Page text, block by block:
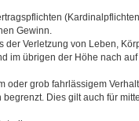
Gewinn.
Verletzung von Leben,
im übrigen der Höhe nach
grob fahrlässigem
Dies gilt auch für